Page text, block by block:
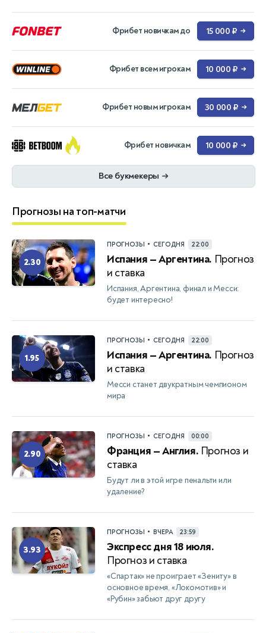
Фрибет новичкам до 15 000 ₽ →
Фрибет всем игрокам 10 000 ₽ →
Фрибет новым игрокам 30 000 ₽ →
Фрибет новичкам 10 000 ₽ →
Все букмекеры →
Прогнозы на топ-матчи
2.30
ПРОГНОЗЫ • СЕГОДНЯ 22:00
Испания — Аргентина. Прогноз
и ставка
Испания, Аргентина, финал и Месси:
будет интересно!
1.95
ПРОГНОЗЫ • СЕГОДНЯ 22:00
Испания — Аргентина. Прогноз
и ставка
Месси станет двукратным чемпионом
мира
2.90
ПРОГНОЗЫ • СЕГОДНЯ 00:00
Франция — Англия. Прогноз и
ставка
Будут ли в этой игре пенальти или
удаление?
3.93
ПРОГНОЗЫ • ВЧЕРА 23:59
Экспресс дня 18 июля.
Прогноз и ставка
«Спартак» не проиграет «Зениту» в
основное время, «Локомотив» и
«Рубин» забьют друг другу